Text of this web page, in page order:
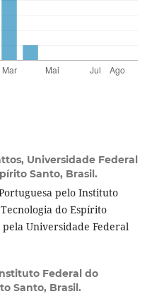
Universidade Federal
Santo, Brasil.
pelo Instituto
do Espírito
Universidade Federal
Federal do
Santo, Brasil.